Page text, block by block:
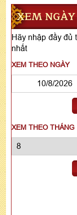
XEM
Hãy nhập đầy đủ
nhất
XEM THEO NGÀY
XEM THEO THÁNG